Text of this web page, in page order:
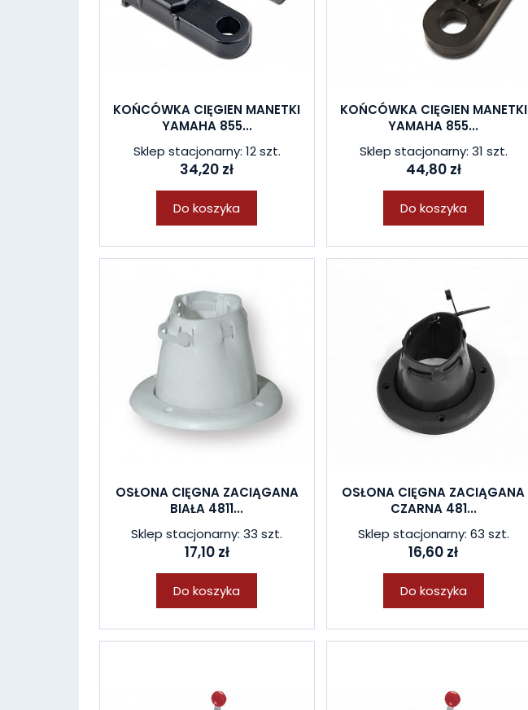
KOŃCÓWKA CIĘGIEN MANETKI
YAMAHA 855...
Sklep stacjonarny: 12 szt.
34,20 zł
Do koszyka
KOŃCÓWKA CIĘGIEN MANETKI
YAMAHA 855...
Sklep stacjonarny: 31 szt.
44,80 zł
Do koszyka
OSŁONA CIĘGNA ZACIĄGANA
BIAŁA 4811...
Sklep stacjonarny: 33 szt.
17,10 zł
Do koszyka
OSŁONA CIĘGNA ZACIĄGANA
CZARNA 481...
Sklep stacjonarny: 63 szt.
16,60 zł
Do koszyka